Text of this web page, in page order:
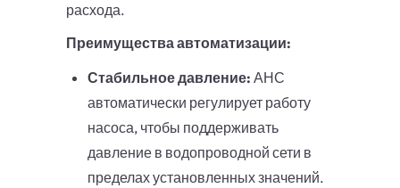
расхода.
Преимущества автоматизации:
Стабильное давление: АНС
автоматически регулирует работу
насоса, чтобы поддерживать
давление в водопроводной сети в
пределах установленных значений.